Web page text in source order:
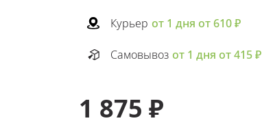
Курьер от 1 дня от 610 ₽
Самовывоз от 1 дня от 415 ₽
1 875 ₽